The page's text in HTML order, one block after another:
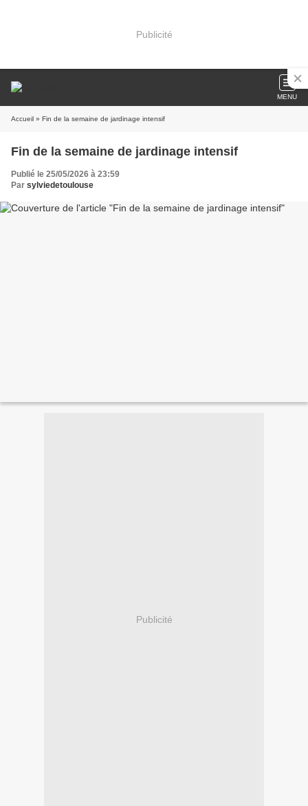
Publicité
MENU
Accueil » Fin de la semaine de jardinage intensif
Fin de la semaine de jardinage intensif
Publié le 25/05/2026 à 23:59
Par sylviedetoulouse
Publicité